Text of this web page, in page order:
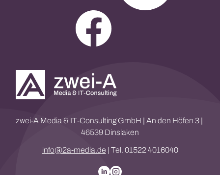
zwei-A Media & IT-Consulting GmbH | An den Höfen 3 |
46539 Dinslaken
info@2a-media.de | Tel. 01522 4016040
LinkedIn